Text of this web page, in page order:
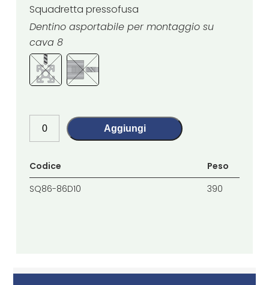
Squadretta pressofusa
Dentino asportabile per montaggio su
cava 8
Aggiungi
Codice
SQ86-86D10
Peso
390